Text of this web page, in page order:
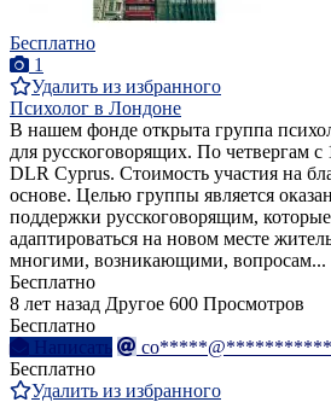
Бесплатно
1
Удалить из избранного
Психолог в Лондоне
В нашем фонде открыта группа
для русскоговорящих. По четвергам
DLR Cyprus. Стоимость участия на
основе. Целью группы является
поддержки русскоговорящим, которые
адаптироваться на новом месте
многими, возникающими, вопросам...
Бесплатно
8 лет назад Другое 600 Просмотров
Бесплатно
Написать
Бесплатно
Удалить из избранного